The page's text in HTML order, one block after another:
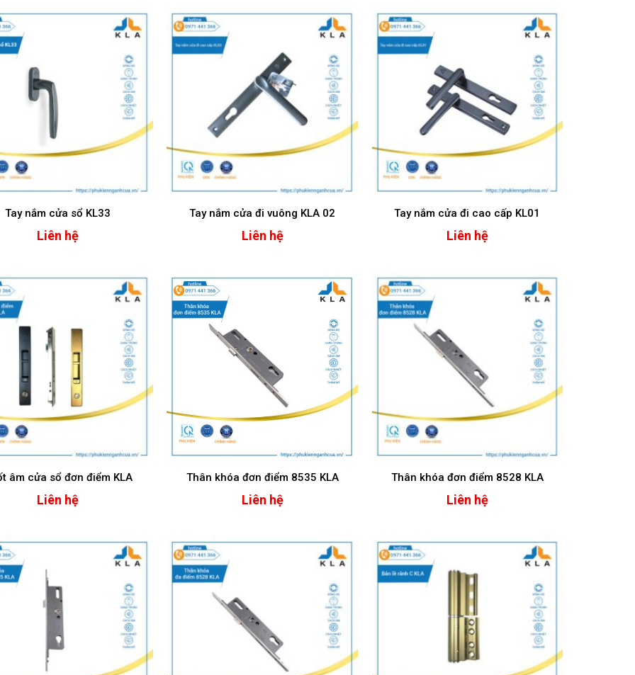
Tay nắm cửa sổ KL33
Liên hệ
Tay nắm cửa đi vuông KLA 02
Liên hệ
Tay nắm cửa đi cao cấp KL01
Liên hệ
âm cửa sổ đơn điểm KLA
Liên hệ
Thân khóa đơn điểm 8535 KLA
Liên hệ
Thân khóa đơn điểm 8528 KLA
Liên hệ